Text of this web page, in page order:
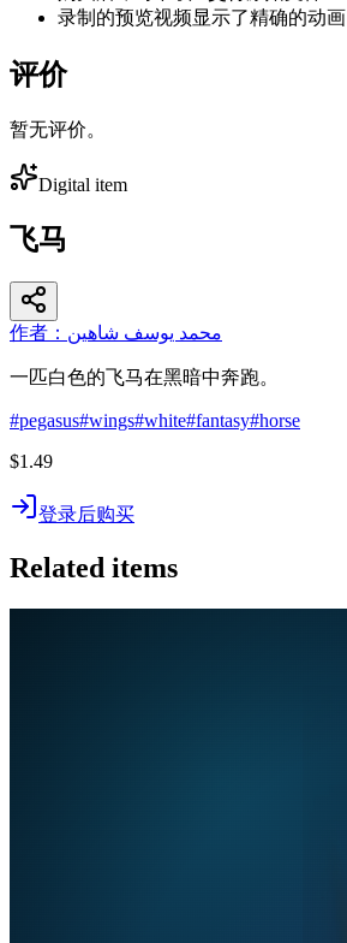
录制的预览视频显示了精确的动画
评价
暂无评价。
Digital item
飞马
作者：محمد يوسف شاهين
一匹白色的飞马在黑暗中奔跑。
#pegasus#wings#white#fantasy#horse
$1.49
登录后购买
Related items